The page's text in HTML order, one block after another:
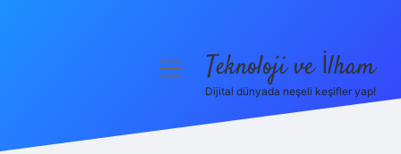
menüyüTeknoloji ve İlham
Dijital dünyada neşeli keşifler yap!